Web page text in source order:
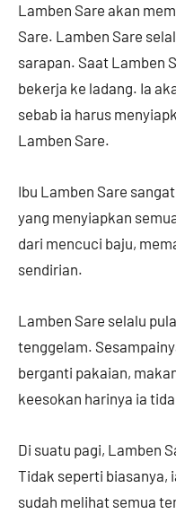
Lamben Sare akan
Sare. Lamben Sare
sarapan. Saat Lamben
bekerja ke ladang. Ia
sebab ia harus
Lamben Sare.
Ibu Lamben Sare
yang menyiapkan
dari mencuci baju,
sendirian.
Lamben Sare selalu
tenggelam.
berganti pakaian,
keesokan harinya ia
Di suatu pagi, Lamben
Tidak seperti biasanya,
sudah melihat semua